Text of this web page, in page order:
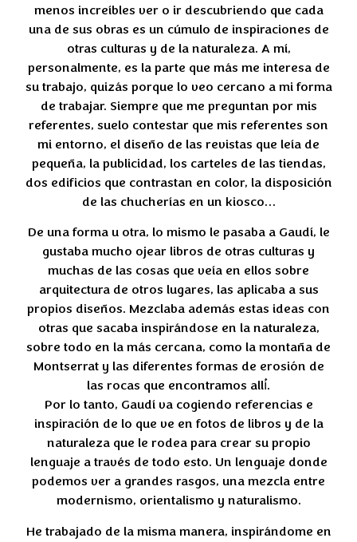
menos increíbles ver o ir descubriendo que cada
una de sus obras es un cúmulo de inspiraciones de
otras culturas y de la naturaleza. A mí,
personalmente, es la parte que más me interesa de
su trabajo, quizás porque lo veo cercano a mi forma
de trabajar. Siempre que me preguntan por mis
referentes, suelo contestar que mis referentes son
mi entorno, el diseño de las revistas que leía de
pequeña, la publicidad, los carteles de las tiendas,
dos edificios que contrastan en color, la disposición
de las chucherías en un kiosco…
De una forma u otra, lo mismo le pasaba a Gaudí, le
gustaba mucho ojear libros de otras culturas y
muchas de las cosas que veía en ellos sobre
arquitectura de otros lugares, las aplicaba a sus
propios diseños. Mezclaba además estas ideas con
otras que sacaba inspirándose en la naturaleza,
sobre todo en la más cercana, como la montaña de
Montserrat y las diferentes formas de erosión de
las rocas que encontramos allí́.
Por lo tanto, Gaudí va cogiendo referencias e
inspiración de lo que ve en fotos de libros y de la
naturaleza que le rodea para crear su propio
lenguaje a través de todo esto. Un lenguaje donde
podemos ver a grandes rasgos, una mezcla entre
modernismo, orientalismo y naturalismo.
He trabajado de la misma manera, inspirándome en